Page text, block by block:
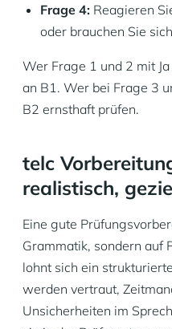
Frage 4: Reagieren
oder brauchen Sie
Wer Frage 1 und 2 mit
an B1. Wer bei Frage 3
B2 ernsthaft prüfen.
telc
realistisch,
Eine gute
Grammatik, sondern auf
lohnt sich ein
werden vertraut,
Unsicherheiten im